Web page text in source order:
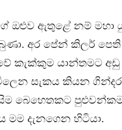
ඔළුව ඇතුළේ නම් මහා
අර පේන් කිලර්
කැක්කුම යාන්තමට
සැකය කියන
බෙහෙතකට
මම දැනගෙන හිටියා.